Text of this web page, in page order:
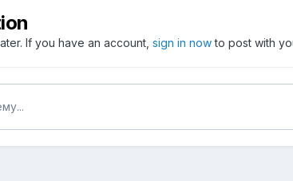
If you have an account, sign in nowto post with